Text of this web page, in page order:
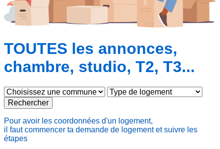
TOUTES les annonces,
chambre, studio, T2, T3...
Rechercher
Pour avoir les coordonnées d'un logement,
il faut commencer ta demande de logement et suivre les
étapes